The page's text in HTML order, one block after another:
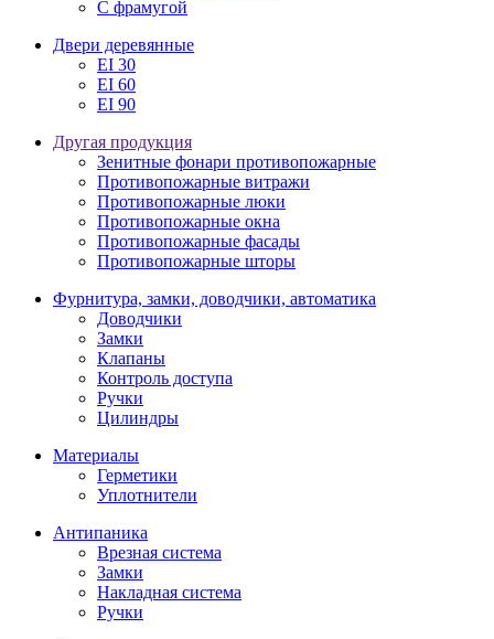
С фрамугой
Двери деревянные
EI 30
EI 60
EI 90
Другая продукция
Зенитные фонари противопожарные
Противопожарные витражи
Противопожарные люки
Противопожарные окна
Противопожарные фасады
Противопожарные шторы
Фурнитура, замки, доводчики, автоматика
Доводчики
Замки
Клапаны
Контроль доступа
Ручки
Цилиндры
Материалы
Герметики
Уплотнители
Антипаника
Врезная система
Замки
Накладная система
Ручки